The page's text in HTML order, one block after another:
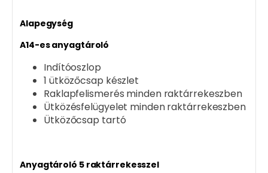
Alapegység
A14-es anyagtároló
Indítóoszlop
1 ütközőcsap készlet
Raklapfelismerés minden raktárrekeszben
Ütközésfelügyelet minden raktárrekeszben
Ütközőcsap tartó
Anyagtároló 5 raktárrekesszel